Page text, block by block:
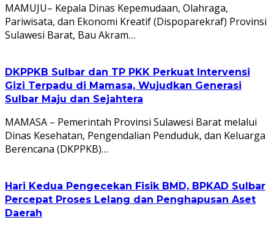
MAMUJU– Kepala Dinas Kepemudaan, Olahraga,
Pariwisata, dan Ekonomi Kreatif (Dispoparekraf) Provinsi
Sulawesi Barat, Bau Akram…
DKPPKB Sulbar dan TP PKK Perkuat Intervensi
Gizi Terpadu di Mamasa, Wujudkan Generasi
Sulbar Maju dan Sejahtera
MAMASA – Pemerintah Provinsi Sulawesi Barat melalui
Dinas Kesehatan, Pengendalian Penduduk, dan Keluarga
Berencana (DKPPKB)…
Hari Kedua Pengecekan Fisik BMD, BPKAD Sulbar
Percepat Proses Lelang dan Penghapusan Aset
Daerah